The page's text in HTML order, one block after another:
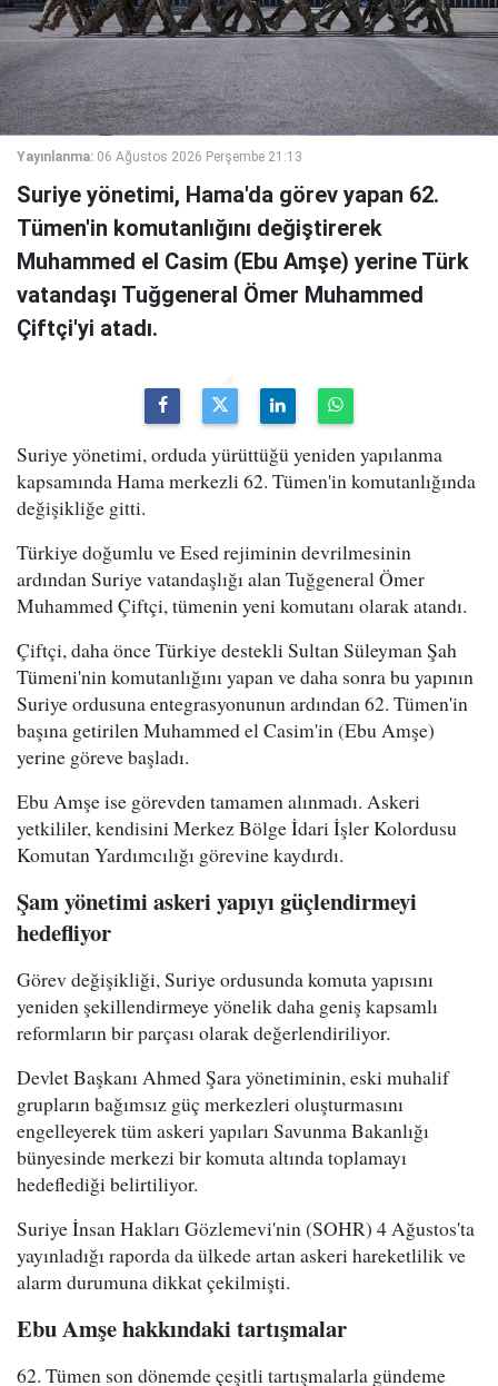
Yayınlanma: 06 Ağustos 2026 Perşembe 21:13
Suriye yönetimi, Hama'da görev yapan 62.
Tümen'in komutanlığını değiştirerek
Muhammed el Casim (Ebu Amşe) yerine Türk
vatandaşı Tuğgeneral Ömer Muhammed
Çiftçi'yi atadı.
Suriye yönetimi, orduda yürüttüğü yeniden yapılanma
kapsamında Hama merkezli 62. Tümen'in komutanlığında
değişikliğe gitti.
Türkiye doğumlu ve Esed rejiminin devrilmesinin
ardından Suriye vatandaşlığı alan Tuğgeneral Ömer
Muhammed Çiftçi, tümenin yeni komutanı olarak atandı.
Çiftçi, daha önce Türkiye destekli Sultan Süleyman Şah
Tümeni'nin komutanlığını yapan ve daha sonra bu yapının
Suriye ordusuna entegrasyonunun ardından 62. Tümen'in
başına getirilen Muhammed el Casim'in (Ebu Amşe)
yerine göreve başladı.
Ebu Amşe ise görevden tamamen alınmadı. Askeri
yetkililer, kendisini Merkez Bölge İdari İşler Kolordusu
Komutan Yardımcılığı görevine kaydırdı.
Şam yönetimi askeri yapıyı güçlendirmeyi
hedefliyor
Görev değişikliği, Suriye ordusunda komuta yapısını
yeniden şekillendirmeye yönelik daha geniş kapsamlı
reformların bir parçası olarak değerlendiriliyor.
Devlet Başkanı Ahmed Şara yönetiminin, eski muhalif
grupların bağımsız güç merkezleri oluşturmasını
engelleyerek tüm askeri yapıları Savunma Bakanlığı
bünyesinde merkezi bir komuta altında toplamayı
hedeflediği belirtiliyor.
Suriye İnsan Hakları Gözlemevi'nin (SOHR) 4 Ağustos'ta
yayınladığı raporda da ülkede artan askeri hareketlilik ve
alarm durumuna dikkat çekilmişti.
Ebu Amşe hakkındaki tartışmalar
62. Tümen son dönemde çeşitli tartışmalarla gündeme